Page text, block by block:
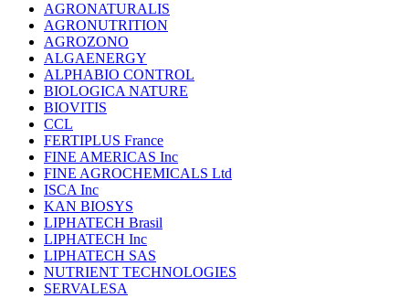
AGRONATURALIS
AGRONUTRITION
AGROZONO
ALGAENERGY
ALPHABIO CONTROL
BIOLOGICA NATURE
BIOVITIS
CCL
FERTIPLUS France
FINE AMERICAS Inc
FINE AGROCHEMICALS Ltd
ISCA Inc
KAN BIOSYS
LIPHATECH Brasil
LIPHATECH Inc
LIPHATECH SAS
NUTRIENT TECHNOLOGIES
SERVALESA